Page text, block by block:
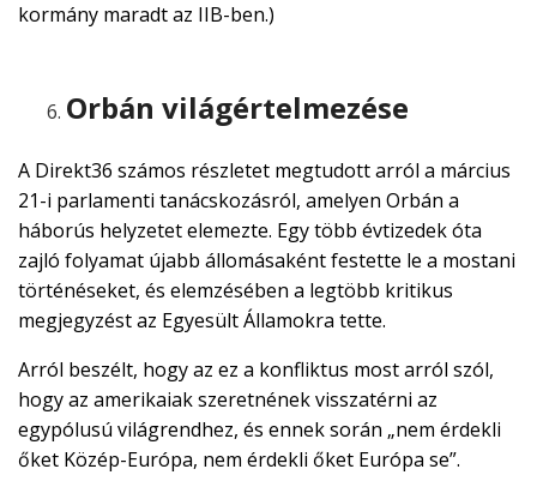
kormány maradt az IIB-ben.)
Orbán világértelmezése
A Direkt36 számos részletet megtudott arról a március
21-i parlamenti tanácskozásról, amelyen Orbán a
háborús helyzetet elemezte. Egy több évtizedek óta
zajló folyamat újabb állomásaként festette le a mostani
történéseket, és elemzésében a legtöbb kritikus
megjegyzést az Egyesült Államokra tette.
Arról beszélt, hogy az ez a konfliktus most arról szól,
hogy az amerikaiak szeretnének visszatérni az
egypólusú világrendhez, és ennek során „nem érdekli
őket Közép-Európa, nem érdekli őket Európa se”.